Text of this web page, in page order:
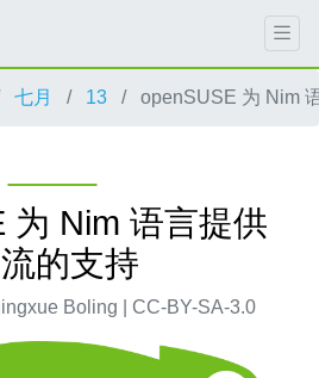
七月 13 openSUSE 为 Nim
为 Nim 语言提供
的支持
Boling | CC-BY-SA-3.0